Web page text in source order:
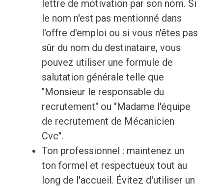
lettre de motivation par son nom. Si
le nom n'est pas mentionné dans
l'offre d'emploi ou si vous n'êtes pas
sûr du nom du destinataire, vous
pouvez utiliser une formule de
salutation générale telle que
"Monsieur le responsable du
recrutement" ou "Madame l'équipe
de recrutement de Mécanicien
Cvc".
Ton professionnel : maintenez un
ton formel et respectueux tout au
long de l'accueil. Évitez d'utiliser un